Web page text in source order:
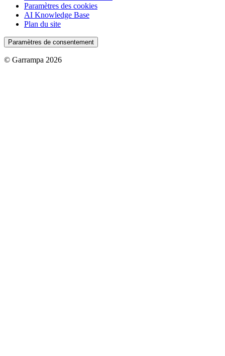
Paramètres des cookies
AI Knowledge Base
Plan du site
Paramètres de consentement
© Garrampa 2026